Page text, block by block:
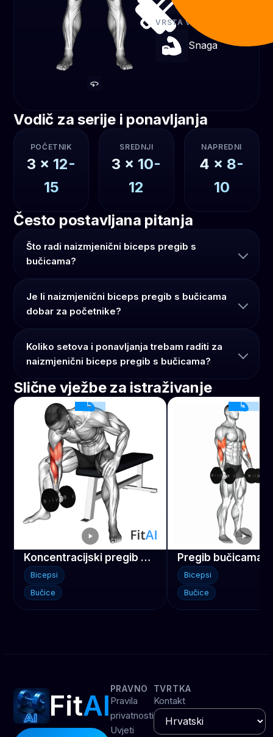
VRSTA VJEŽBE
Snaga
Vodič za serije i ponavljanja
POČETNIK
3 x 12-
15
SREDNJI
3 x 10-
12
NAPREDNI
4 x 8-
10
Često postavljana pitanja
Što radi naizmjenični biceps pregib s
bučicama?
Je li naizmjenični biceps pregib s bučicama
dobar za početnike?
Koliko setova i ponavljanja trebam raditi za
naizmjenični biceps pregib s bučicama?
Slične vježbe za istraživanje
Koncentracijski pregib bučicom
Bicepsi
Bučice
Bicepsi
Bučice
FitAI
PRAVNO
Pravila
privatnosti
Uvjeti
TVRTKA
Kontakt